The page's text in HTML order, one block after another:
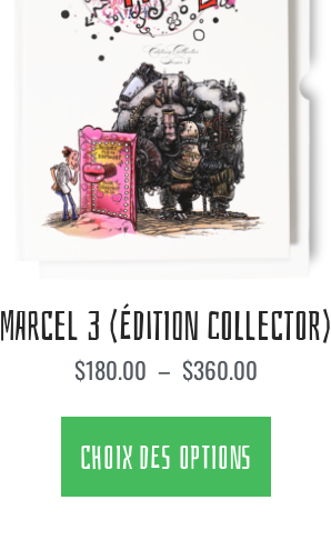
MARCEL 3 (ÉDITION COLLECTOR)
$180.00 – $360.00
CHOIX DES OPTIONS